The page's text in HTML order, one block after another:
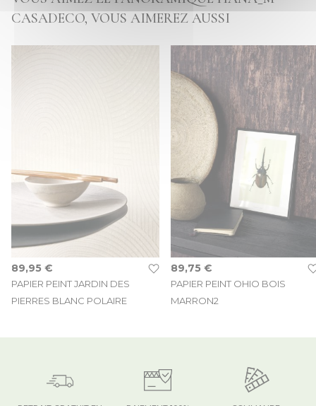
CASADECO, VOUS AIMEREZ AUSSI
PAPIER PEINT JARDIN DES
PIERRES BLANC POLAIRE
89,95 €
PAPIER PEINT OHIO BOIS
MARRON2
89,75 €